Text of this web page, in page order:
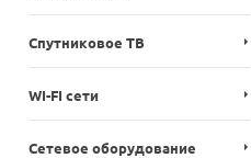
Спутниковое ТВ
WI-FI сети
Сетевое оборудование